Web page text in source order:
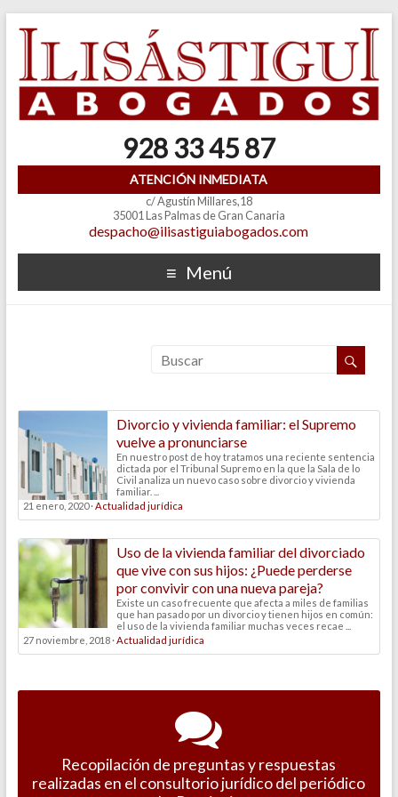
928 33 45 87
ATENCIÓN INMEDIATA
c/ Agustín Millares,18
35001 Las Palmas de Gran Canaria
despacho@ilisastiguiabogados.com
Menú
Divorcio y vivienda familiar: el Supremo
vuelve a pronunciarse
En nuestro post de hoy tratamos una reciente sentencia
dictada por el Tribunal Supremo en la que la Sala de lo
Civil analiza un nuevo caso sobre divorcio y vivienda
familiar. ...
21 enero, 2020 ·Actualidad jurídica
Uso de la vivienda familiar del divorciado
que vive con sus hijos: ¿Puede perderse
por convivir con una nueva pareja?
Existe un caso frecuente que afecta a miles de familias
que han pasado por un divorcio y tienen hijos en común:
el uso de la vivienda familiar muchas veces recae ...
27 noviembre, 2018 ·Actualidad jurídica
Recopilación de preguntas y respuestas
realizadas en el consultorio jurídico del periódico